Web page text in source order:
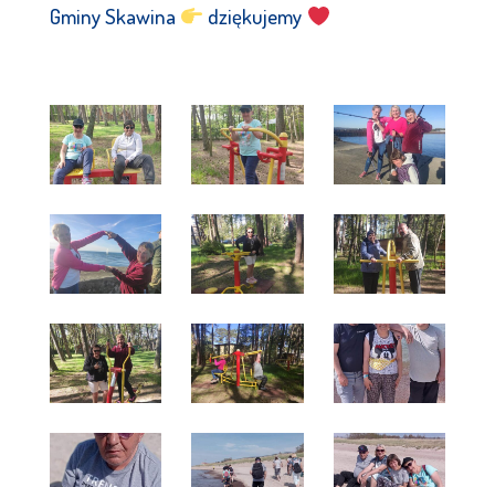
Gminy Skawina
dziękujemy